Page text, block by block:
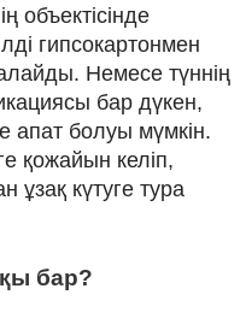
объектісінде
гипсокартонмен
Немесе түннің
бар дүкен,
болуы мүмкін.
қожайын келіп,
ұзақ күтуге тура
бар?